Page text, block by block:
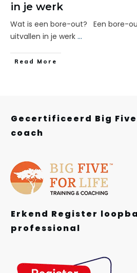
in je werk
Wat is een bore-out? Een bore-
uitvallen in je werk ...
Read More
Gecertificeerd Big
coach
Erkend Register
professional